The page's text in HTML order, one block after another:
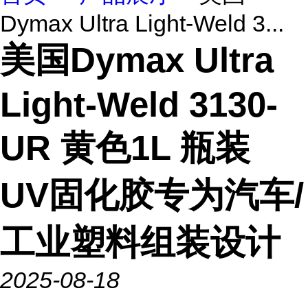
Dymax Ultra Light-Weld 3...
美国Dymax Ultra
Light-Weld 3130-
UR 黄色1L 瓶装
UV固化胶专为汽车/
工业塑料组装设计
2025-08-18